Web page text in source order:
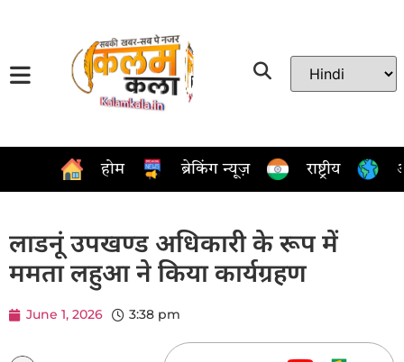
होम ब्रेकिंग न्यूज़ राष्ट्रीय
लाडनूं उपखण्ड अधिकारी के रूप में
ममता लहुआ ने किया कार्यग्रहण
June 1, 2026 3:38 pm